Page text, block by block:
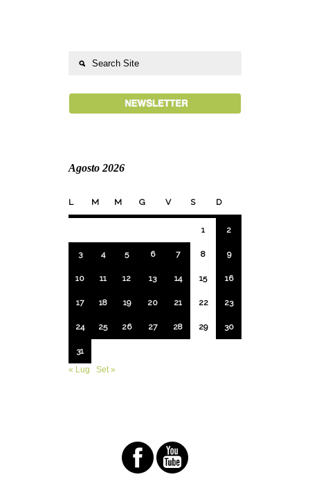
Agosto 2026
L M M G V S D
1 2
3 4 5 6 7 8 9
10 11 12 13 14 15 16
17 18 19 20 21 22 23
24 25 26 27 28 29 30
31
« Lug
Set »